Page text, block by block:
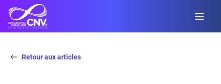
Retour aux articles